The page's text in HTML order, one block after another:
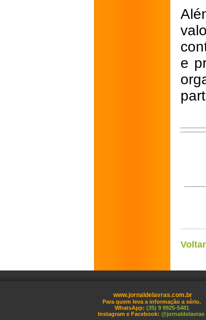
e
Voltar
www.jornaldelavras.com.br
Para quem leva a informação a sério.
WhatsApp: (35) 9 9925-5481
Instagram e Facebook: @jornaldelavras